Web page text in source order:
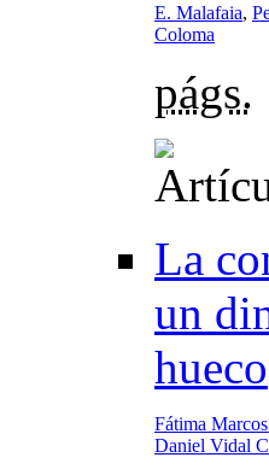
E. Malafaia,
Coloma
págs.
La
un
hueco
Fátima
Daniel Vidal